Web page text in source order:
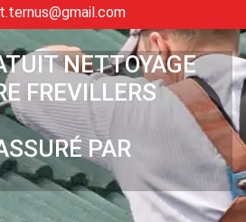
NETTOYAGE
FREVILLERS
PAR